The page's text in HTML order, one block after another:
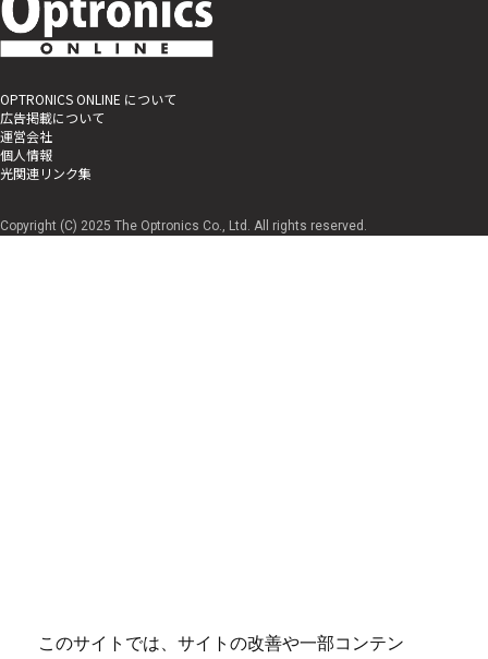
このサイトでは、サイトの改善や一部コンテン
OPTRONICS ONLINE について
広告掲載について
運営会社
個人情報
光関連リンク集
Copyright (C) 2025 The Optronics Co., Ltd. All rights reserved.